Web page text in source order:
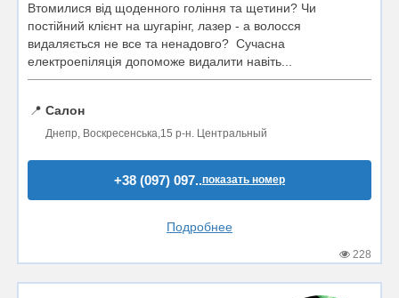
Втомилися від щоденного гоління та щетини? Чи
постійний клієнт на шугарінг, лазер - а волосся
видаляється не все та ненадовго? Сучасна
електроепіляція допоможе видалити навіть...
📍 Салон
Днепр, Воскресенська,15 р-н. Центральный
+38 (097) 097..показать номер
Подробнее
228